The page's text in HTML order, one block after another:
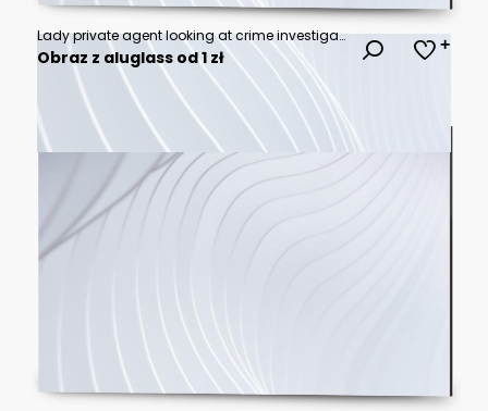
Lady private agent looking at crime investigation board, chasing serial killer
Obraz z aluglass od 1 zł